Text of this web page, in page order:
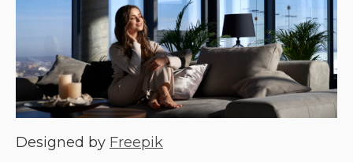
Designed by Freepik